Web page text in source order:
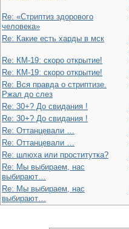
Re: «Стриптиз здорового
человека»
Re: Какие есть харды в мск
Re: КМ-19: скоро открытие!
Re: КМ-19: скоро открытие!
Re: Вся правда о стриптизе.
Ржал до слез
Re: 30+? До свидания !
Re: 30+? До свидания !
Re: Оттанцевали …
Re: Оттанцевали …
Re: шлюха или проститутка?
Re: Мы выбираем, нас
выбирают…
Re: Мы выбираем, нас
выбирают…